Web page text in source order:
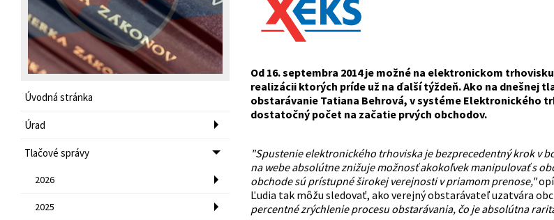
Úvodná stránka
Úrad
Tlačové správy
2026
2025
Od 16. septembra 2014 je možné na elektronickom
realizácii ktorých príde už na ďalší týždeň. Ako na
obstarávanie Tatiana Behrová, v systéme Elektronického
dostatočný počet na začatie prvých obchodov.
"Spustenie elektronického trhoviska je bezprecedentný krok v
na webe absolútne znižuje možnosť akokoľvek manipulovať s
obchode sú prístupné širokej verejnosti v priamom prenose,"
Ľudia tak môžu sledovať, ako verejný obstarávateľ uzatvára
percentné zrýchlenie procesu obstarávania, čo je absolútna